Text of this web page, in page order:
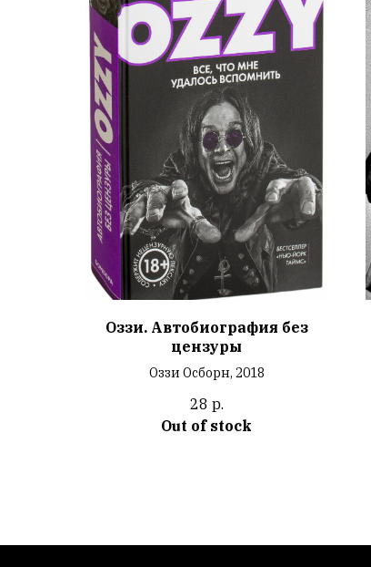
Оззи. Автобиография без
цензуры
Оззи Осборн, 2018
28 р.
Out of stock